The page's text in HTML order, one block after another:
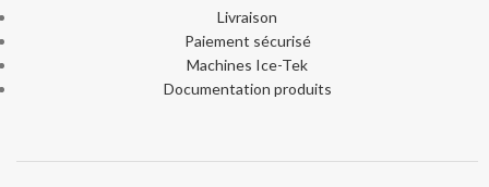
Livraison
Paiement sécurisé
Machines Ice-Tek
Documentation produits